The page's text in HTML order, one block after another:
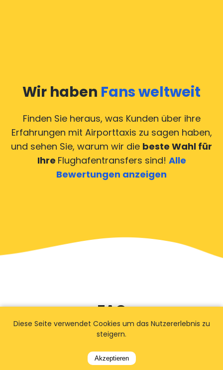
Wir haben Fans weltweit
Finden Sie heraus, was Kunden über ihre
Erfahrungen mit Airporttaxis zu sagen haben,
und sehen Sie, warum wir die beste Wahl für
Ihre Flughafentransfers sind! Alle
Bewertungen anzeigen
FAQ
Wie lange im Voraus sollte ich
Diese Seite verwendet Cookies um das Nutzererlebnis zu
steigern.
Akzeptieren